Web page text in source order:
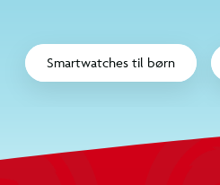
Smartwatches til børn